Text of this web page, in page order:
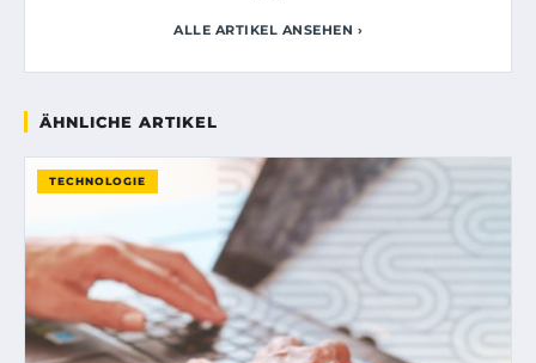
ALLE ARTIKEL ANSEHEN ›
ÄHNLICHE ARTIKEL
TECHNOLOGIE